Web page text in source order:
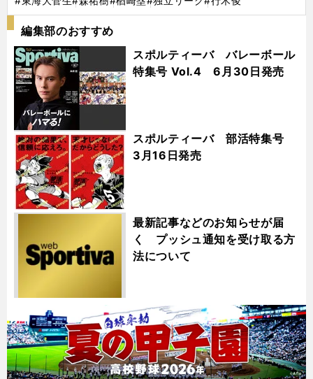
編集部のおすすめ
スポルティーバ バレーボール
特集号 Vol.4 6月30日発売
スポルティーバ 部活特集号
3月16日発売
最新記事などのお知らせが届
く プッシュ通知を受け取る方
法について